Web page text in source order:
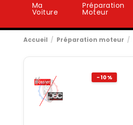
Ma
Voiture
Préparation
Moteur
Accueil Préparation moteur
-10%